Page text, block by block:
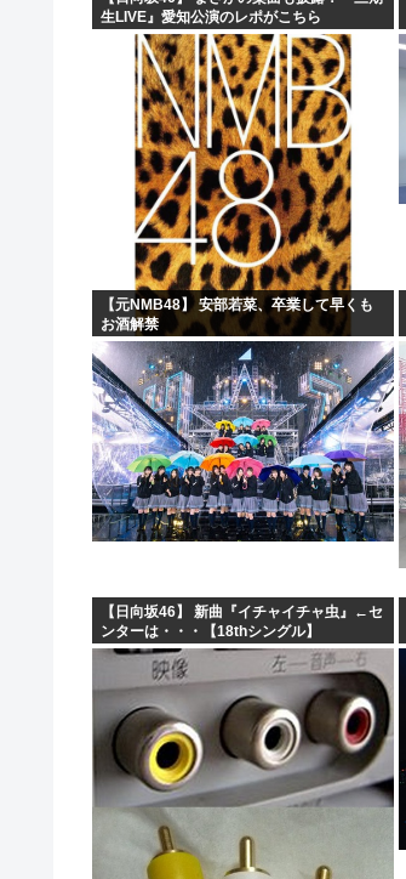
生LIVE』愛知公演のレポがこちら
【元NMB48】 安部若菜、卒業して早くも
お酒解禁
【日向坂46】 新曲『イチャイチャ虫』←セ
ンターは・・・【18thシングル】